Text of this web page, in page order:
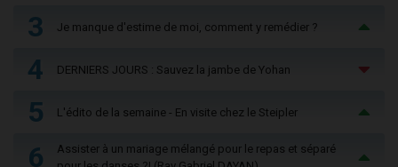
3 Je manque d'estime de moi, comment y remédier ?
4 DERNIERS JOURS : Sauvez la jambe de Yohan
5 L'édito de la semaine - En visite chez le Steipler
6
Assister à un mariage mélangé pour le repas et séparé